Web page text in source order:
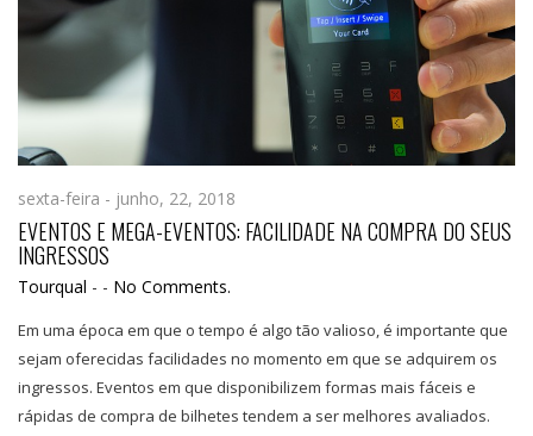
sexta-feira - junho, 22, 2018
EVENTOS E MEGA-EVENTOS: FACILIDADE NA COMPRA DO SEUS
INGRESSOS
Tourqual - - No Comments.
Em uma época em que o tempo é algo tão valioso, é importante que
sejam oferecidas facilidades no momento em que se adquirem os
ingressos. Eventos em que disponibilizem formas mais fáceis e
rápidas de compra de bilhetes tendem a ser melhores avaliados.